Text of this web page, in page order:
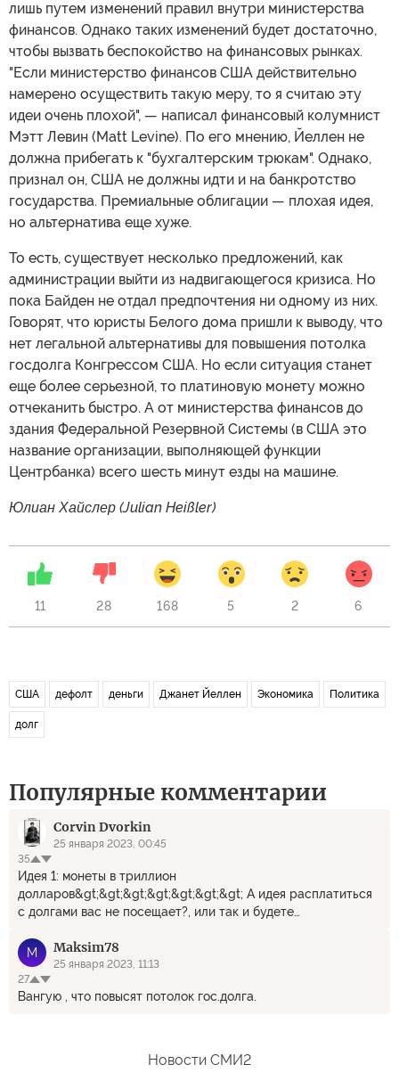
лишь путем изменений правил внутри министерства
финансов. Однако таких изменений будет достаточно,
чтобы вызвать беспокойство на финансовых рынках.
"Если министерство финансов США действительно
намерено осуществить такую меру, то я считаю эту
идеи очень плохой", — написал финансовый колумнист
Мэтт Левин (Matt Levine). По его мнению, Йеллен не
должна прибегать к "бухгалтерским трюкам". Однако,
признал он, США не должны идти и на банкротство
государства. Премиальные облигации — плохая идея,
но альтернатива еще хуже.
То есть, существует несколько предложений, как
администрации выйти из надвигающегося кризиса. Но
пока Байден не отдал предпочтения ни одному из них.
Говорят, что юристы Белого дома пришли к выводу, что
нет легальной альтернативы для повышения потолка
госдолга Конгрессом США. Но если ситуация станет
еще более серьезной, то платиновую монету можно
отчеканить быстро. А от министерства финансов до
здания Федеральной Резервной Системы (в США это
название организации, выполняющей функции
Центрбанка) всего шесть минут езды на машине.
Юлиан Хайслер (Julian Heißler)
11 28 168 5 2 6
США дефолт деньги Джанет Йеллен Экономика Политика
долг
Популярные комментарии
Corvin Dvorkin
25 января 2023, 00:45
35
Идея 1: монеты в триллион
долларов&gt;&gt;&gt;&gt;&gt;&gt;&gt; А идея расплатиться
с долгами вас не посещает?, или так и будете
самое обычное дно и уже как бы не первое.
M Maksim78
25 января 2023, 11:13
27
Вангую , что повысят потолок гос.долга.
Новости СМИ2